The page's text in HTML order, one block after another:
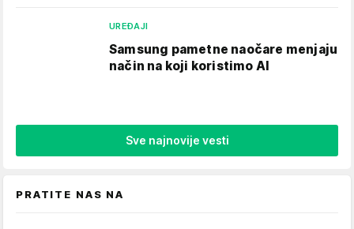
UREĐAJI
Samsung pametne naočare menjaju
način na koji koristimo AI
Sve najnovije vesti
PRATITE NAS NA